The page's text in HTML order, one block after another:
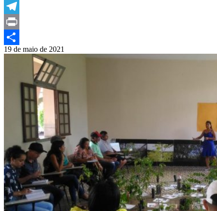
LinkedIn
Telegram
Print
Compartilhar
19 de maio de 2021